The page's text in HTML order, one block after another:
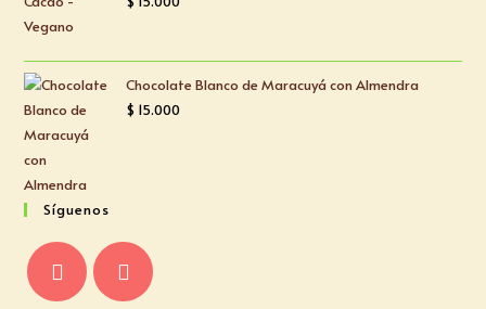
Chocolate Blanco de Maracuyá con Almendra
$ 15.000
Síguenos